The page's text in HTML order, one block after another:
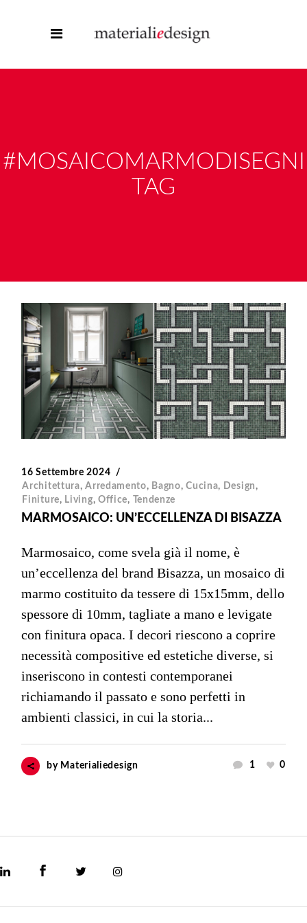
#MOSAICOMARMODISEGNI
TAG
16 Settembre 2024
Architettura,Arredamento, Bagno,Cucina, Design,
Finiture, Living, Office, Tendenze
MARMOSAICO: UN’ECCELLENZA DI BISAZZA
Marmosaico, come svela già il nome, è
un’eccellenza del brand Bisazza, un mosaico di
marmo costituito da tessere di 15x15mm, dello
spessore di 10mm, tagliate a mano e levigate
con finitura opaca. I decori riescono a coprire
necessità compositive ed estetiche diverse, si
inseriscono in contesti contemporanei
richiamando il passato e sono perfetti in
ambienti classici, in cui la storia...
by Materialiedesign 1 0